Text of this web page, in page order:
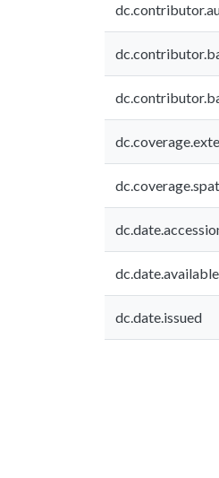
dc.date.available
dc.date.issued